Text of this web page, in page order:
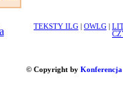
TEKSTY ILG OWLG
© Copyright by Konferencja